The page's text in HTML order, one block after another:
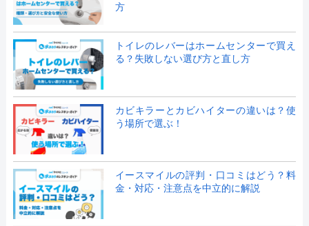
方
トイレのレバーはホームセンターで買え
る？失敗しない選び方と直し方
カビキラーとカビハイターの違いは？使
う場所で選ぶ！
イースマイルの評判・口コミはどう？料
金・対応・注意点を中立的に解説